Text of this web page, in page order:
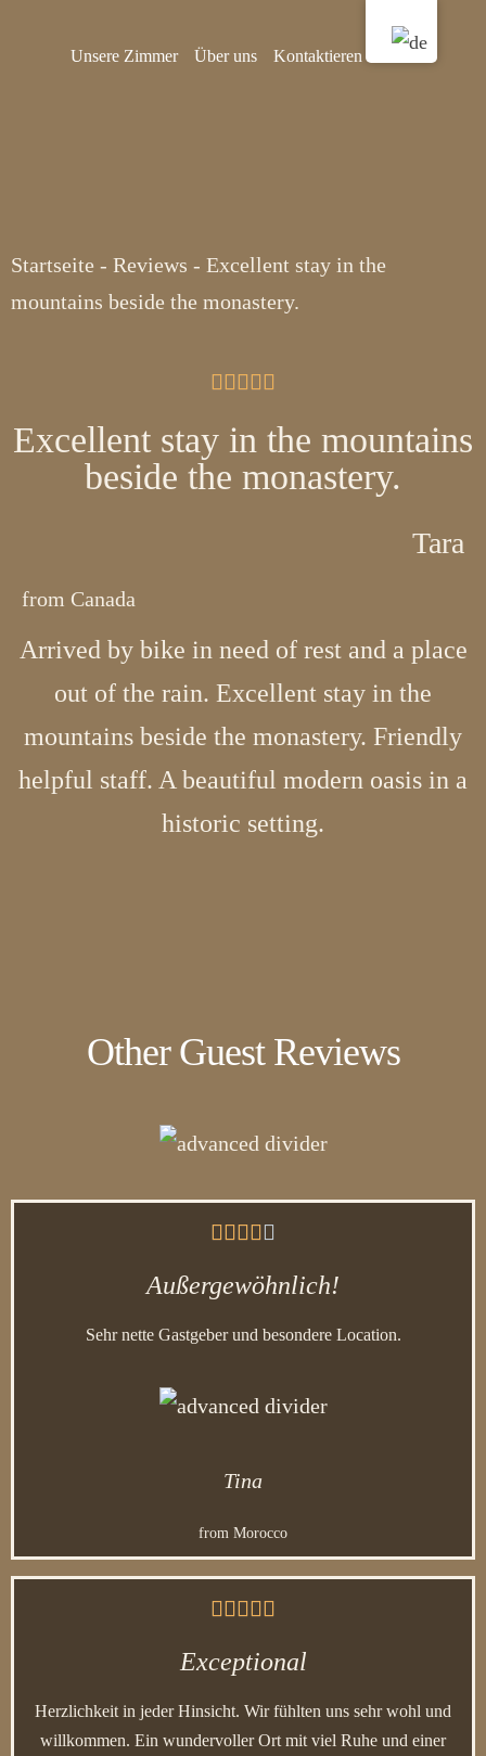
Unsere Zimmer Über uns Kontaktieren Sie uns
Startseite - Reviews - Excellent stay in the
mountains beside the monastery.

Excellent stay in the mountains
beside the monastery.
Tara
from Canada
Arrived by bike in need of rest and a place
out of the rain. Excellent stay in the
mountains beside the monastery. Friendly
helpful staff. A beautiful modern oasis in a
historic setting.
Other Guest Reviews

Außergewöhnlich!
Sehr nette Gastgeber und besondere Location.
Tina
from Morocco

Exceptional
Herzlichkeit in jeder Hinsicht. Wir fühlten uns sehr wohl und
willkommen. Ein wundervoller Ort mit viel Ruhe und einer